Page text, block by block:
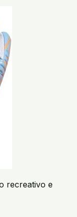
recreativo e